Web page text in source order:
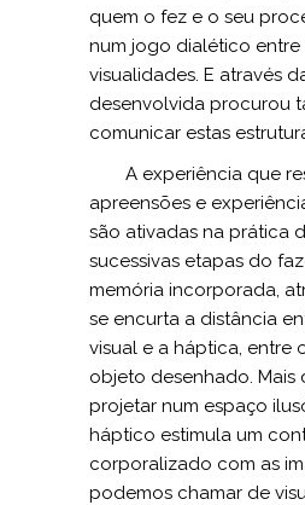
quem o fez e o seu
num jogo dialético entre
visualidades. E através
desenvolvida procurou
comunicar estas
A experiência que
apreensões e
são ativadas na prática
sucessivas etapas do
memória incorporada,
se encurta a distância
visual e a háptica, entre
objeto desenhado. Mais
projetar num espaço
háptico estimula um
corporalizado com as
podemos chamar de